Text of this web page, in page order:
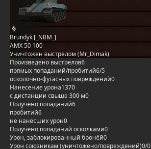
Brundyk [_NBM_]
AMX 50 100
Уничтожен выстрелом (Mr_Dimak)
Произведено выстрелов6
прямых попаданий/пробитий6/5
осколочно-фугасных повреждений0
Нанесение урона1370
с дистанции свыше 300 м0
Получено попаданий6
пробитий6
не нанёсших урон0
Получено попаданий осколками0
Урон, заблокированный бронёй0
Урон союзникам (уничтожено/повреждений)0/0